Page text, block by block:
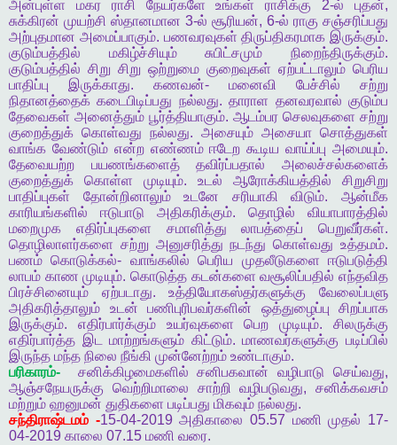
அன்புள்ள
மகர ராசி நேயர்களே உங்கள் ராசிக்கு 2-ல் புதன்,
சுக்கிரன் முயற்சி ஸ்தானமான 3-ல் சூரியன், 6-ல் ராகு சஞ்சரிப்பது
அற்புதமான அமைப்பாகும். பணவரவுகள் திருப்திகரமாக இருக்கும்.
குடும்பத்தில்
மகிழ்ச்சியும் சுபிட்சமும் நிறைந்திருக்கும்.
குடும்பத்தில் சிறு சிறு ஒற்றுமை குறைவுகள் ஏற்பட்டாலும் பெரிய
பாதிப்பு
இருக்காது. கணவன்- மனைவி பேச்சில்
சற்று
நிதானத்தைக் கடைபிடிப்பது நல்லது.தாராள தனவரவால் குடும்ப
தேவைகள் அனைத்தும் பூர்த்தியாகும். ஆடம்பர செலவுகளை சற்று
குறைத்துக் கொள்வது நல்லது. அசையும் அசையா சொத்துகள்
வாங்க வேண்டும் என்ற எண்ணம் ஈடேற கூடிய வாய்ப்பு அமையும்.
தேவையற்ற
பயணங்களைத் தவிர்ப்பதால்
அலைச்சல்களைக்
குறைத்துக்
கொள்ள முடியும். உடல் ஆரோக்கியத்தில்
சிறுசிறு
பாதிப்புகள்
தோன்றினாலும் உடனே சரியாகி விடும்.ஆன்மீக
காரியங்களில்
ஈடுபாடு அதிகரிக்கும். தொழில்
வியாபாரத்தில்
மறைமுக
எதிர்ப்புகளை சமாளித்து லாபத்தைப் பெறுவீர்கள்.
தொழிலாளர்களை சற்று அனுசரித்து நடந்து கொள்வது உத்தமம்.
பணம் கொடுக்கல்- வாங்கலில் பெரிய முதலீடுகளை ஈடுபடுத்தி
லாபம் காண முடியும்.கொடுத்த கடன்களை வசூலிப்பதில் எந்தவித
பிரச்சினையும்
ஏற்படாது.உத்தியோகஸ்தர்களுக்கு
வேலைப்பளு
அதிகரித்தாலும்
உடன் பணிபுரிபவர்களின் ஒத்துழைப்பு
சிறப்பாக
இருக்கும். எதிர்பார்க்கும் உயர்வுகளை பெற முடியும்.சிலருக்கு
எதிர்பார்த்த இட மாற்றங்களும் கிட்டும்.மாணவர்களுக்கு படிப்பில்
இருந்த மந்த நிலை நீங்கி முன்னேற்றம் உண்டாகும்.
பரிகாரம்- சனிக்கிழமைகளில் சனிபகவான் வழிபாடு செய்வது,
ஆஞ்சநேயருக்கு
வெற்றிமாலை சாற்றி வழிபடுவது, சனிக்கவசம்
மற்றும் ஹனுமன் துதிகளை படிப்பது மிகவும் நல்லது.
சந்திராஷ்டமம் -15-04-2019அதிகாலை 05.57 மணி முதல் 17-
04-2019 காலை 07.15 மணி வரை.